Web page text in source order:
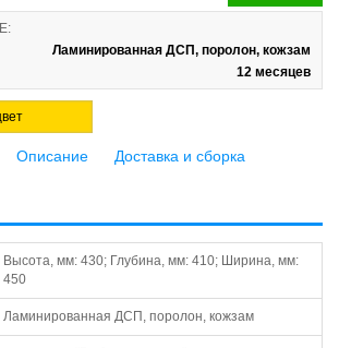
Ламинированная ДСП, поролон, кожзам
12 месяцев
Описание Доставка и сборка
Высота, мм: 430; Глубина, мм: 410; Ширина, мм:
450
Ламинированная ДСП, поролон, кожзам